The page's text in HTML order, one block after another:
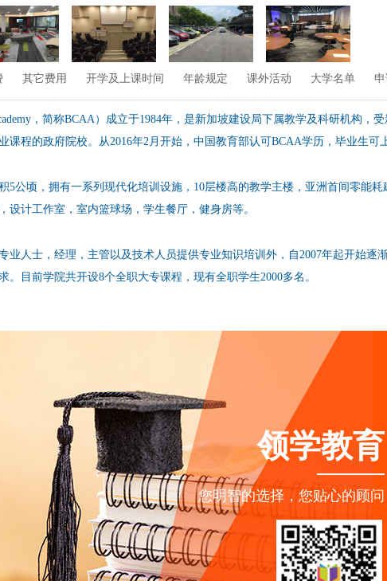
其它费用 开学及上课时间 年龄规定 课外活动 大学名单
，简称BCAA）成立于1984年，是新加坡建设局下属教学及科研机构，
课程的政府院校。从2016年2月开始，中国教育部认可BCAA学历，毕业生可
5公顷，拥有一系列现代化培训设施，10层楼高的教学主楼，亚洲首间零能
设计工作室，室内篮球场，学生餐厅，健身房等。
业人士，经理，主管以及技术人员提供专业知识培训外，自2007年起开始逐
。目前学院共开设8个全职大专课程，现有全职学生2000多名。
领学教育
您明智的选择，您贴心的顾问